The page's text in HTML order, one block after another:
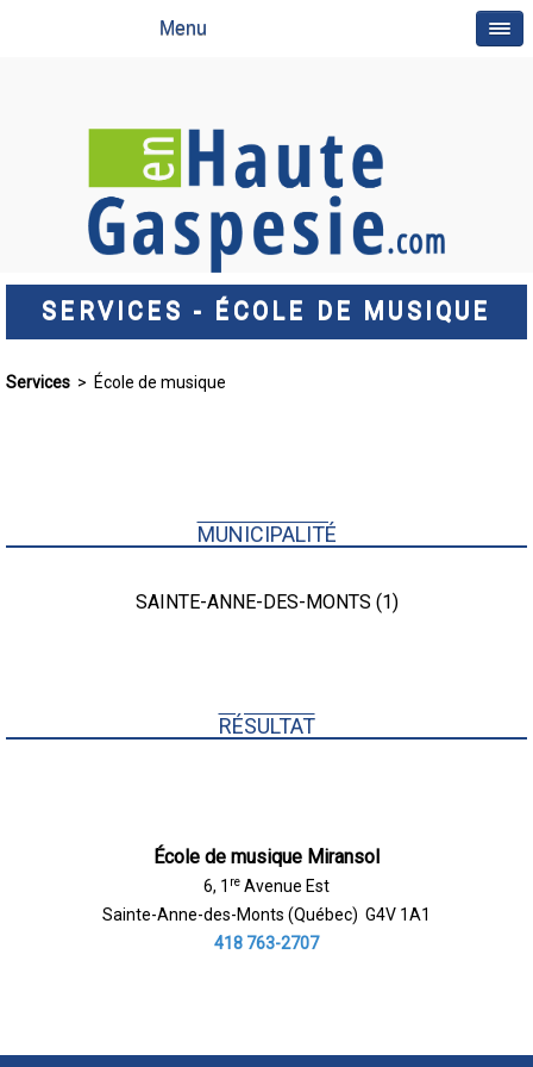
Menu
SERVICES - ÉCOLE DE MUSIQUE
Services > École de musique
MUNICIPALITÉ
SAINTE-ANNE-DES-MONTS (1)
RÉSULTAT
École de musique Miransol
6, 1 re Avenue Est
Sainte-Anne-des-Monts (Québec) G4V 1A1
418 763-2707